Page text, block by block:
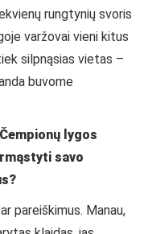
rungtynių svoris
varžovai vieni kitus
silpnąsias vietas –
buvome
lygos
savo
pareiškimus. Manau,